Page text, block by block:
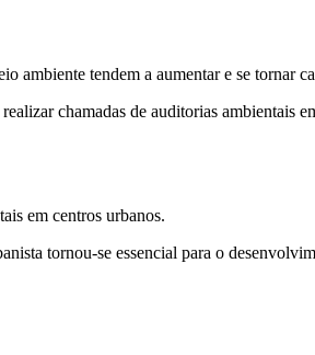
ambiente tendem a aumentar e se tornar
chamadas de auditorias ambientais
em centros urbanos.
tornou-se essencial para o